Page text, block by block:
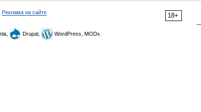
18+
Реклама на сайте
Drupal, WordPress, MODx.